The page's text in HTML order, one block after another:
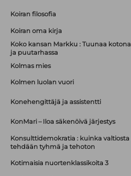
Koiran filosofia
Koiran oma kirja
Koko kansan Markku : Tuunaa kotona
ja puutarhassa
Kolmas mies
Kolmen luolan vuori
Konehengittäjä ja assistentti
KonMari – Iloa säkenöivä järjestys
Konsulttidemokratia : kuinka valtiosta
tehdään tyhmä ja tehoton
Kotimaisia nuortenklassikoita 3